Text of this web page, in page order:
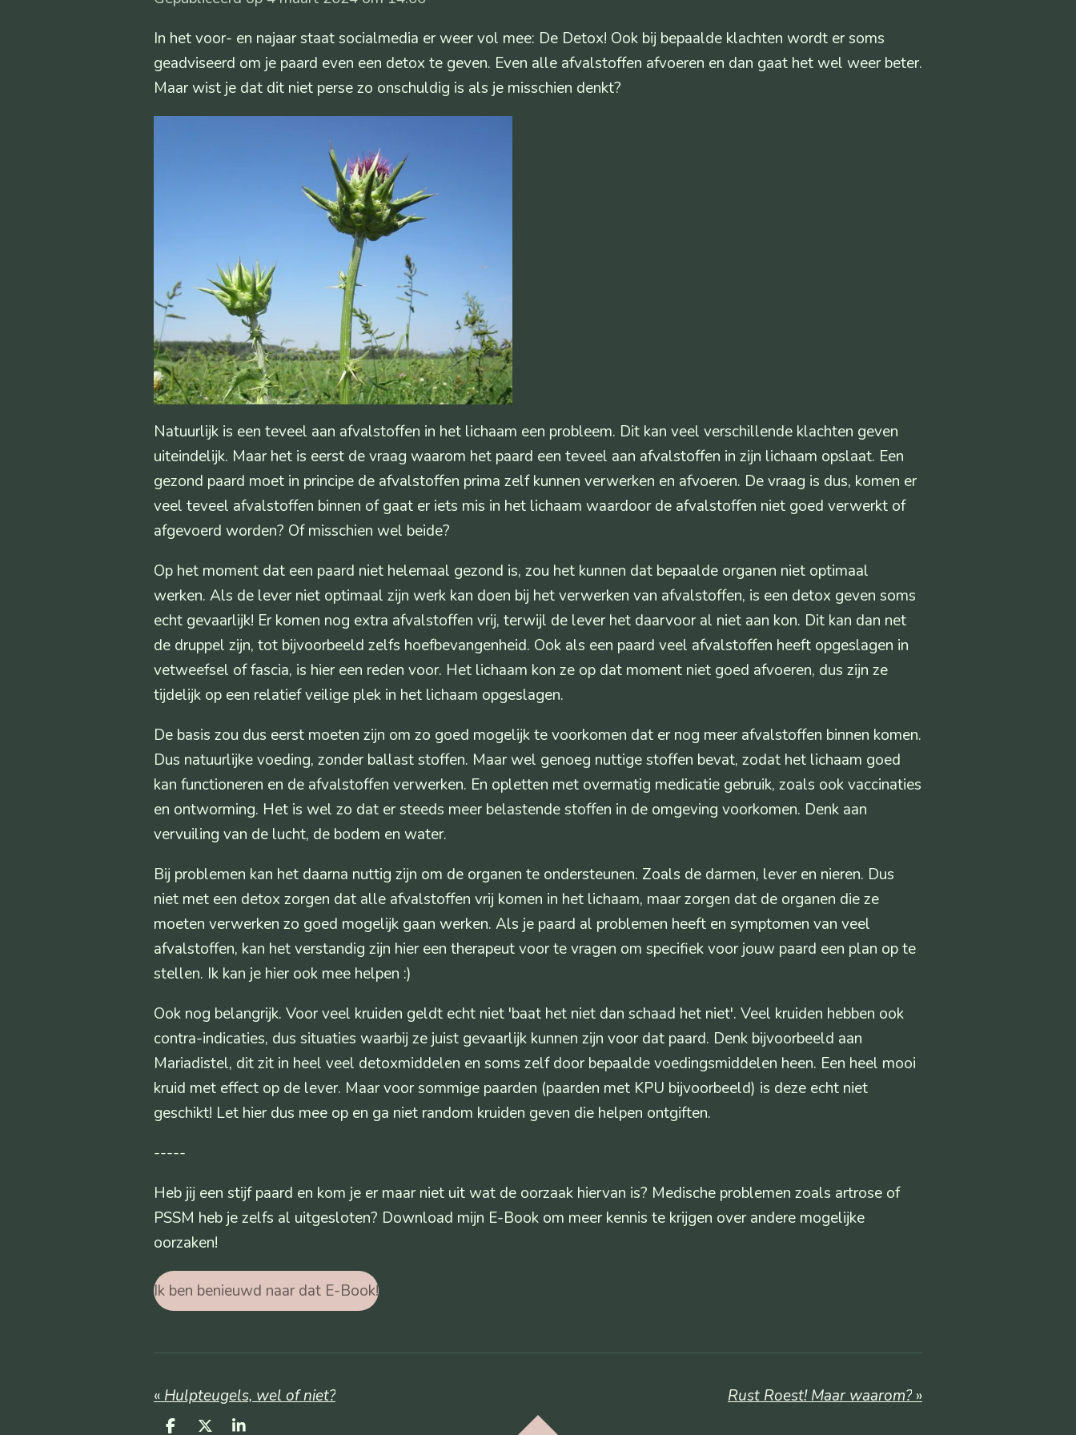
In het voor- en najaar staat socialmedia er weer vol mee: De Detox! Ook bij bepaalde klachten wordt er soms
geadviseerd om je paard even een detox te geven. Even alle afvalstoffen afvoeren en dan gaat het wel weer beter.
Maar wist je dat dit niet perse zo onschuldig is als je misschien denkt?
Natuurlijk is een teveel aan afvalstoffen in het lichaam een probleem. Dit kan veel verschillende klachten geven
uiteindelijk. Maar het is eerst de vraag waarom het paard een teveel aan afvalstoffen in zijn lichaam opslaat. Een
gezond paard moet in principe de afvalstoffen prima zelf kunnen verwerken en afvoeren. De vraag is dus, komen er
veel teveel afvalstoffen binnen of gaat er iets mis in het lichaam waardoor de afvalstoffen niet goed verwerkt of
afgevoerd worden? Of misschien wel beide?
Op het moment dat een paard niet helemaal gezond is, zou het kunnen dat bepaalde organen niet optimaal
werken. Als de lever niet optimaal zijn werk kan doen bij het verwerken van afvalstoffen, is een detox geven soms
echt gevaarlijk! Er komen nog extra afvalstoffen vrij, terwijl de lever het daarvoor al niet aan kon. Dit kan dan net
de druppel zijn, tot bijvoorbeeld zelfs hoefbevangenheid. Ook als een paard veel afvalstoffen heeft opgeslagen in
vetweefsel of fascia, is hier een reden voor. Het lichaam kon ze op dat moment niet goed afvoeren, dus zijn ze
tijdelijk op een relatief veilige plek in het lichaam opgeslagen.
De basis zou dus eerst moeten zijn om zo goed mogelijk te voorkomen dat er nog meer afvalstoffen binnen komen.
Dus natuurlijke voeding, zonder ballast stoffen. Maar wel genoeg nuttige stoffen bevat, zodat het lichaam goed
kan functioneren en de afvalstoffen verwerken. En opletten met overmatig medicatie gebruik, zoals ook vaccinaties
en ontworming. Het is wel zo dat er steeds meer belastende stoffen in de omgeving voorkomen. Denk aan
vervuiling van de lucht, de bodem en water.
Bij problemen kan het daarna nuttig zijn om de organen te ondersteunen. Zoals de darmen, lever en nieren. Dus
niet met een detox zorgen dat alle afvalstoffen vrij komen in het lichaam, maar zorgen dat de organen die ze
moeten verwerken zo goed mogelijk gaan werken. Als je paard al problemen heeft en symptomen van veel
afvalstoffen, kan het verstandig zijn hier een therapeut voor te vragen om specifiek voor jouw paard een plan op te
stellen. Ik kan je hier ook mee helpen :)
Ook nog belangrijk. Voor veel kruiden geldt echt niet 'baat het niet dan schaad het niet'. Veel kruiden hebben ook
contra-indicaties, dus situaties waarbij ze juist gevaarlijk kunnen zijn voor dat paard. Denk bijvoorbeeld aan
Mariadistel, dit zit in heel veel detoxmiddelen en soms zelf door bepaalde voedingsmiddelen heen. Een heel mooi
kruid met effect op de lever. Maar voor sommige paarden (paarden met KPU bijvoorbeeld) is deze echt niet
geschikt! Let hier dus mee op en ga niet random kruiden geven die helpen ontgiften.
-----
Heb jij een stijf paard en kom je er maar niet uit wat de oorzaak hiervan is? Medische problemen zoals artrose of
PSSM heb je zelfs al uitgesloten? Download mijn E-Book om meer kennis te krijgen over andere mogelijke
oorzaken!
Ik ben benieuwd naar dat E-Book!
« Hulpteugels, wel of niet? Rust Roest! Maar waarom? »